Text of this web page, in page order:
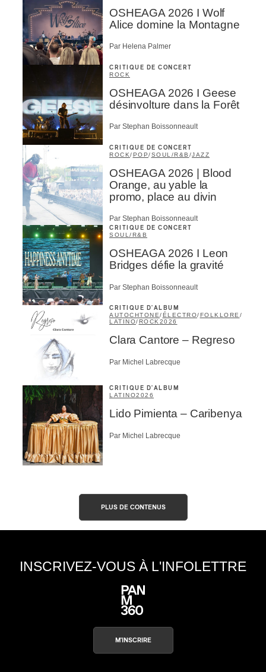
OSHEAGA 2026 I Wolf
Alice domine la Montagne
Par Helena Palmer
CRITIQUE DE CONCERT
ROCK
OSHEAGA 2026 I Geese
désinvolture dans la Forêt
Par Stephan Boissonneault
CRITIQUE DE CONCERT
ROCK/POP/SOUL/R&B /JAZZ
OSHEAGA 2026 | Blood
Orange, au yable la
promo, place au divin
Par Stephan Boissonneault
CRITIQUE DE CONCERT
SOUL/R&B
OSHEAGA 2026 I Leon
Bridges défie la gravité
Par Stephan Boissonneault
CRITIQUE D'ALBUM
AUTOCHTONE/ ÉLECTRO/ FOLKLORE/
LATINO/ ROCK2026
Clara Cantore – Regreso
Par Michel Labrecque
CRITIQUE D'ALBUM
LATINO2026
Lido Pimienta – Caribenya
Par Michel Labrecque
PLUS DE CONTENUS
INSCRIVEZ-VOUS À L'INFOLETTRE
M'INSCRIRE